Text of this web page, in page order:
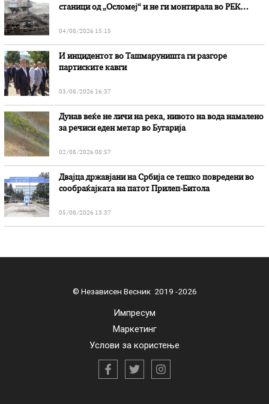
станици од „Осломеј“ и не ги монтирала во РЕК
04/08/2026 15:15
И инцидентот во Ташмаруништa ги разгоре
партиските кавги
03/08/2026 16:37
Дунав веќе не личи на река, нивото на вода намалено
за речиси еден метар во Бугарија
02/08/2026 08:57
Двајца државјани на Србија се тешко повредени во
сообраќајката на патот Прилеп-Битола
05/08/2026 13:37
© Независен Весник 2019 -2026
Импресум
Маркетинг
Услови за користење